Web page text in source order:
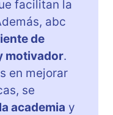
facilitan la
abc
de
motivador.
en mejorar
se
academia y